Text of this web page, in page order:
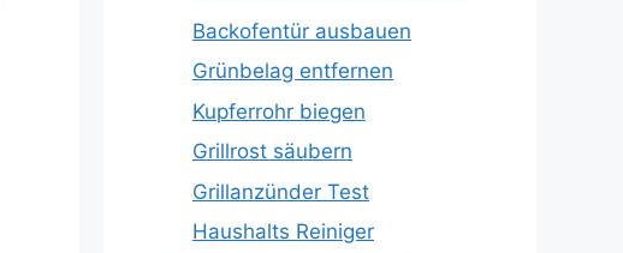
Backofentür ausbauen
Grünbelag entfernen
Kupferrohr biegen
Grillrost säubern
Grillanzünder Test
Haushalts Reiniger